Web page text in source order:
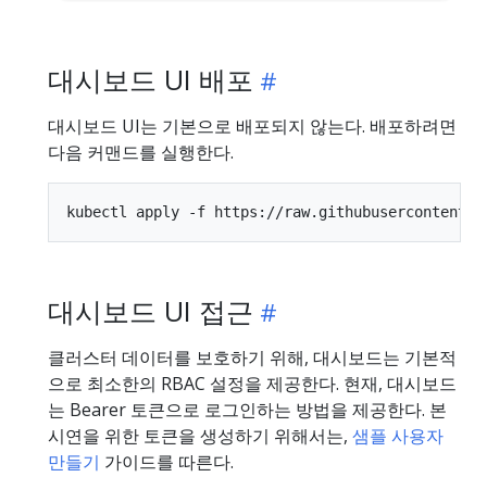
대시보드 UI 배포
대시보드 UI는 기본으로 배포되지 않는다. 배포하려면
다음 커맨드를 실행한다.
대시보드 UI 접근
클러스터 데이터를 보호하기 위해, 대시보드는 기본적
으로 최소한의 RBAC 설정을 제공한다. 현재, 대시보드
는 Bearer 토큰으로 로그인하는 방법을 제공한다. 본
시연을 위한 토큰을 생성하기 위해서는, 샘플 사용자
만들기 가이드를 따른다.